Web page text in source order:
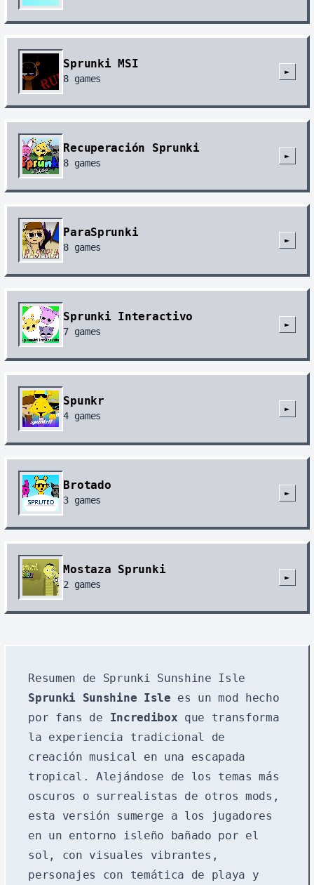
Sprunki MSI
8 games
►
Recuperación Sprunki
8 games
►
ParaSprunki
8 games
►
Sprunki Interactivo
7 games
►
Spunkr
4 games
►
Brotado
3 games
►
Mostaza Sprunki
2 games
►
Resumen de Sprunki Sunshine Isle
Sprunki Sunshine Isle es un mod hecho
por fans de Incredibox que transforma
la experiencia tradicional de
creación musical en una escapada
tropical. Alejándose de los temas más
oscuros o surrealistas de otros mods,
esta versión sumerge a los jugadores
en un entorno isleño bañado por el
sol, con visuales vibrantes,
personajes con temática de playa y